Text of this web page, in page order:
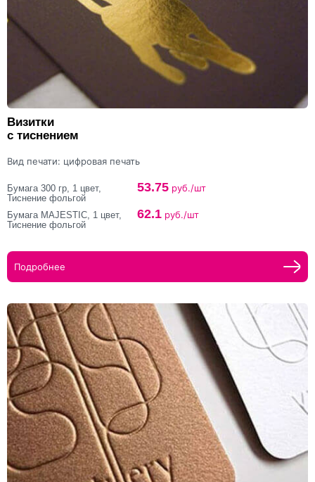
Визитки
с тиснением
Вид печати: цифровая печать
Бумага 300 гр, 1 цвет,
Тиснение фольгой
53.75 руб./шт
Бумага MAJESTIC, 1 цвет,
Тиснение фольгой
62.1 руб./шт
Подробнее